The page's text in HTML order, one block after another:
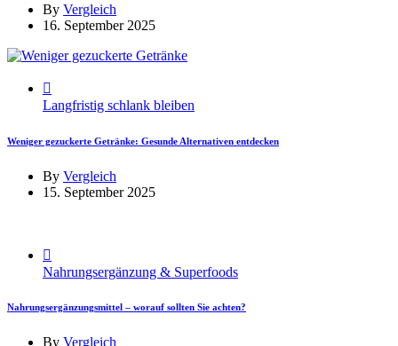
By Vergleich
16. September 2025
Langfristig schlank bleiben
Weniger gezuckerte Getränke: Gesunde Alternativen entdecken
By Vergleich
15. September 2025
Nahrungsergänzung & Superfoods
Nahrungsergänzungsmittel – worauf sollten Sie achten?
By Vergleich